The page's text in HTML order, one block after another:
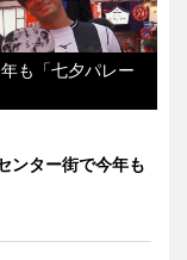
も「七夕パレー
ンター街で今年も